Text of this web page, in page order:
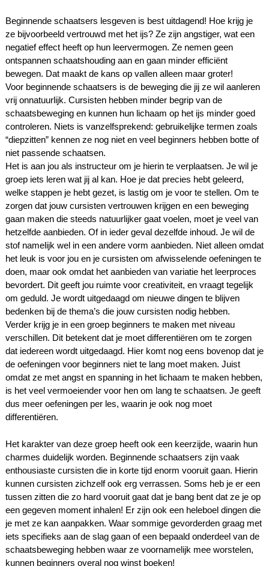
Beginnende schaatsers lesgeven is best uitdagend! Hoe krijg je
ze bijvoorbeeld vertrouwd met het ijs? Ze zijn angstiger, wat een
negatief effect heeft op hun leervermogen. Ze nemen geen
ontspannen schaatshouding aan en gaan minder efficiënt
bewegen. Dat maakt de kans op vallen alleen maar groter!
Voor beginnende schaatsers is de beweging die jij ze wil aanleren
vrij onnatuurlijk. Cursisten hebben minder begrip van de
schaatsbeweging en kunnen hun lichaam op het ijs minder goed
controleren. Niets is vanzelfsprekend: gebruikelijke termen zoals
“diepzitten” kennen ze nog niet en veel beginners hebben botte of
niet passende schaatsen.
Het is aan jou als instructeur om je hierin te verplaatsen. Je wil je
groep iets leren wat jij al kan. Hoe je dat precies hebt geleerd,
welke stappen je hebt gezet, is lastig om je voor te stellen. Om te
zorgen dat jouw cursisten vertrouwen krijgen en een beweging
gaan maken die steeds natuurlijker gaat voelen, moet je veel van
hetzelfde aanbieden. Of in ieder geval dezelfde inhoud. Je wil de
stof namelijk wel in een andere vorm aanbieden. Niet alleen omdat
het leuk is voor jou en je cursisten om afwisselende oefeningen te
doen, maar ook omdat het aanbieden van variatie het leerproces
bevordert. Dit geeft jou ruimte voor creativiteit, en vraagt tegelijk
om geduld. Je wordt uitgedaagd om nieuwe dingen te blijven
bedenken bij de thema’s die jouw cursisten nodig hebben.
Verder krijg je in een groep beginners te maken met niveau
verschillen. Dit betekent dat je moet differentiëren om te zorgen
dat iedereen wordt uitgedaagd. Hier komt nog eens bovenop dat je
de oefeningen voor beginners niet te lang moet maken. Juist
omdat ze met angst en spanning in het lichaam te maken hebben,
is het veel vermoeiender voor hen om lang te schaatsen. Je geeft
dus meer oefeningen per les, waarin je ook nog moet
differentiëren.
Het karakter van deze groep heeft ook een keerzijde, waarin hun
charmes duidelijk worden. Beginnende schaatsers zijn vaak
enthousiaste cursisten die in korte tijd enorm vooruit gaan. Hierin
kunnen cursisten zichzelf ook erg verrassen. Soms heb je er een
tussen zitten die zo hard vooruit gaat dat je bang bent dat ze je op
een gegeven moment inhalen! Er zijn ook een heleboel dingen die
je met ze kan aanpakken. Waar sommige gevorderden graag met
iets specifieks aan de slag gaan of een bepaald onderdeel van de
schaatsbeweging hebben waar ze voornamelijk mee worstelen,
kunnen beginners overal nog winst boeken!